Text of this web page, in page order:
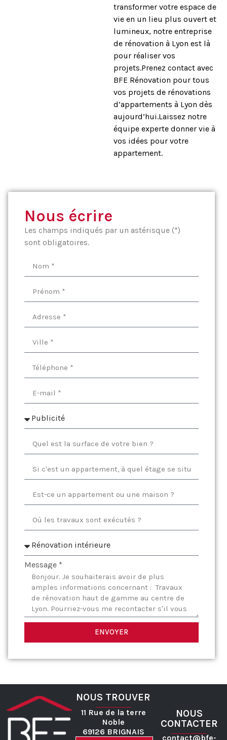
transformer votre espace de
vie en un lieu plus ouvert et
lumineux, notre entreprise
de rénovation à Lyon est là
pour réaliser vos
projets.Prenez contact avec
BFE Rénovation pour tous
vos projets de rénovations
d’appartements à Lyon dès
aujourd’hui.Laissez notre
équipe experte donner vie à
vos idées pour votre
appartement.
Nous écrire
Les champs indiqués par un astérisque (*)
sont obligatoires.
Message *
ENVOYER
NOUS TROUVER
11 Rue de la terre
Noble
69126 BRIGNAIS
NOUS
CONTACTER
contact@bfe-